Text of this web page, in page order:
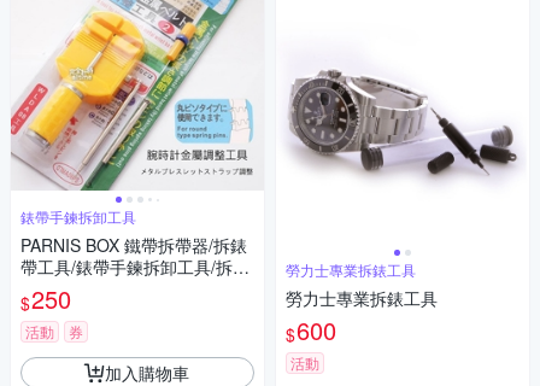
錶帶手鍊拆卸工具
PARNIS BOX 鐵帶拆帶器/拆錶
帶工具/錶帶手鍊拆卸工具/拆帶
器/單售 維修手錶DIY #工具02
$250
活動 券
加入購物車
勞力士專業拆錶工具
勞力士專業拆錶工具
$600
活動